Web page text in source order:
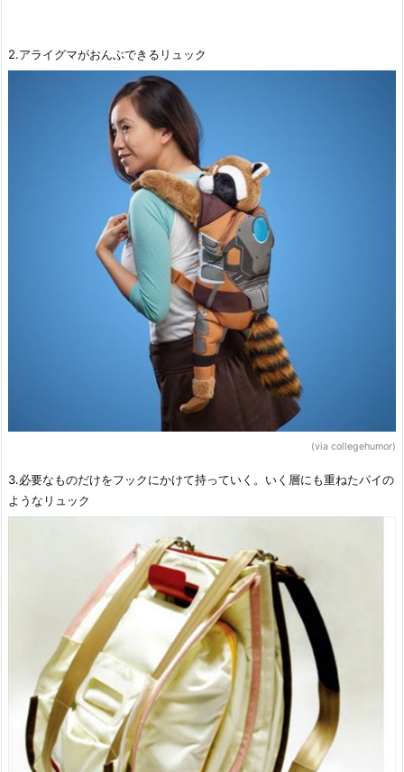
2.アライグマがおんぶできるリュック
(via collegehumor)
3.必要なものだけをフックにかけて持っていく。いく層にも重ねたパイの
ようなリュック